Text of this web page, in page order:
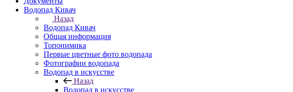
Водопад Кивач
Назад
Водопад Кивач
Общая информация
Топонимика
Первые цветные фото водопада
Фотографии водопада
Водопад в искусстве
Назад
Водопад в искусстве